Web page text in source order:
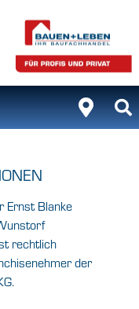
Ernst Blanke
rechtlich
der